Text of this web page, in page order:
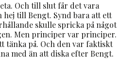
Och till slut får det vara
hej till Bengt. Synd bara att ett
skulle spricka på något
Men principer var principer.
tänka på. Och den var faktiskt
med än att diska efter Bengt.